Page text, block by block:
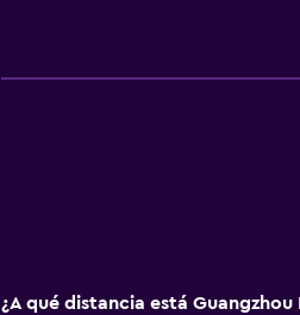
¿A qué distancia está